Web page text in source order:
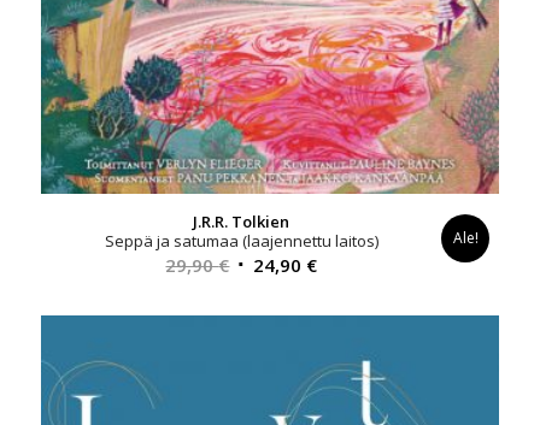
J.R.R. Tolkien
Seppä ja satumaa (laajennettu laitos)
29,90€ Alkuperäinen
oli:
24,90 €Nykyinen
on:
Ale!